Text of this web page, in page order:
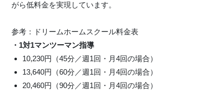
がら低料金を実現しています。
参考：ドリームホームスクール料金表
・1対1マンツーマン指導
10,230円（45分／週1回・月4回の場合）
13,640円（60分／週1回・月4回の場合）
20,460円（90分／週1回・月4回の場合）